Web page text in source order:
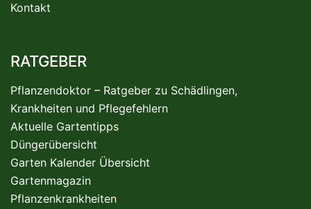
Kontakt
RATGEBER
Pflanzendoktor – Ratgeber zu Schädlingen,
Krankheiten und Pflegefehlern
Aktuelle Gartentipps
Düngerübersicht
Garten Kalender Übersicht
Gartenmagazin
Pflanzenkrankheiten